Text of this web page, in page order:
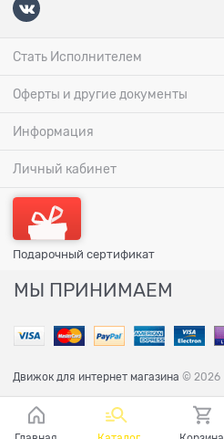
Стать Исполнителем
Оферты и другие документы
Информация
Личный кабинет
Подарочный сертификат
МЫ ПРИНИМАЕМ
Движок для интернет магазина © 2026